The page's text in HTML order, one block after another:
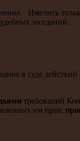
Имелись
заседаний.
в суде действий
требований
им прав;